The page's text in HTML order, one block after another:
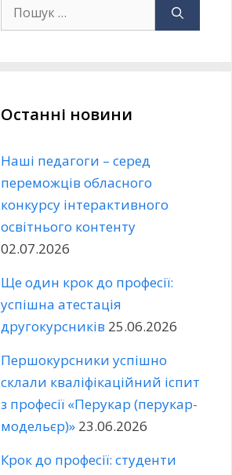
Останні новини
Наші педагоги – серед
переможців обласного
конкурсу інтерактивного
освітнього контенту
02.07.2026
Ще один крок до професії:
успішна атестація
другокурсників 25.06.2026
Першокурсники успішно
склали кваліфікаційний іспит
з професії «Перукар (перукар-
модельєр)» 23.06.2026
Крок до професії: студенти